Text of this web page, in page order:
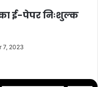
ई-पेपर निःशुल्क
7, 2023